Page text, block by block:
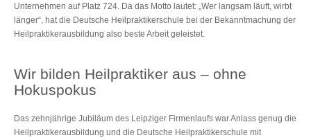
Unternehmen auf Platz 724. Da das Motto lautet: „Wer langsam läuft, wirbt
länger“, hat die Deutsche Heilpraktikerschule bei der Bekanntmachung der
Heilpraktikerausbildung also beste Arbeit geleistet.
Wir bilden Heilpraktiker aus – ohne
Hokuspokus
Das zehnjährige Jubiläum des Leipziger Firmenlaufs war Anlass genug die
Heilpraktikerausbildung und die Deutsche Heilpraktikerschule mit